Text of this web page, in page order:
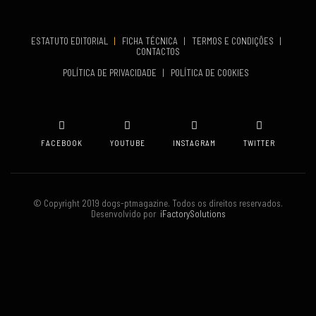
ESTATUTO EDITORIAL | FICHA TÉCNICA | TERMOS E CONDIÇÕES
|
CONTACTOS
POLÍTICA DE PRIVACIDADE
| POLÍTICA DE COOKIES
FACEBOOK YOUTUBE INSTAGRAM TWITTER
© Copyright 2019 dogs-ptmagazine. Todos os direitos reservados.
Desenvolvido poriFactorySolutions